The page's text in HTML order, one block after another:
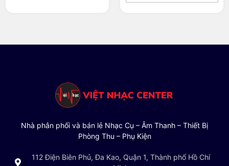
Nhà phân phối và bán lẻ Nhạc Cụ – Âm Thanh – Thiết Bị
Phòng Thu – Phụ Kiện
112 Điện Biên Phủ, Đa Kao, Quận 1, Thành phố Hồ Chí